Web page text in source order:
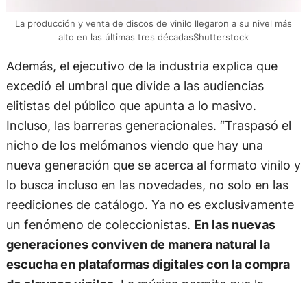
La producción y venta de discos de vinilo llegaron a su nivel más
alto en las últimas tres décadasShutterstock
Además, el ejecutivo de la industria explica que
excedió el umbral que divide a las audiencias
elitistas del público que apunta a lo masivo.
Incluso, las barreras generacionales. “Traspasó el
nicho de los melómanos viendo que hay una
nueva generación que se acerca al formato vinilo y
lo busca incluso en las novedades, no solo en las
reediciones de catálogo. Ya no es exclusivamente
un fenómeno de coleccionistas. En las nuevas
generaciones conviven de manera natural la
escucha en plataformas digitales con la compra